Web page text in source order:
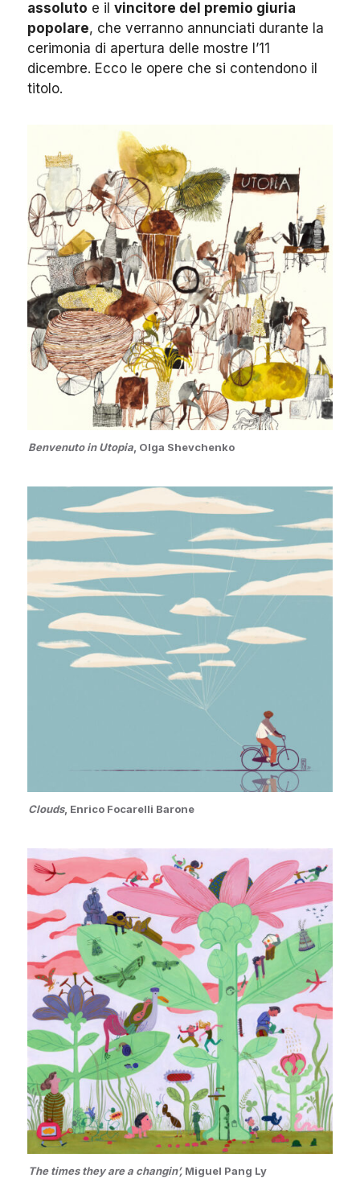
assoluto e il vincitore del premio giuria
popolare, che verranno annunciati durante la
cerimonia di apertura delle mostre l’11
dicembre. Ecco le opere che si contendono il
titolo.
Benvenuto in Utopia , Olga Shevchenko
Clouds, Enrico Focarelli Barone
The times they are a changin’, Miguel Pang Ly